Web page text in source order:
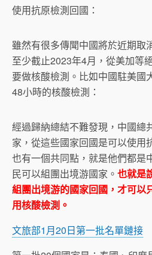
使用抗原檢測回國：
雖然有很多傳聞中國將於近期取
至少截止2023年4月，從美加等
要做核酸檢測。比如中國駐美國
48小時的核酸檢測：
經過歸納總結不難發現，中國總
家，從這些國家回國是可以使用
也有一個共同點，就是他們都是
民可以組團出境游國家。 也就是
組團出境游的國家回國，才可以
用核酸檢測。
文旅部1月20日第一批名單鏈接